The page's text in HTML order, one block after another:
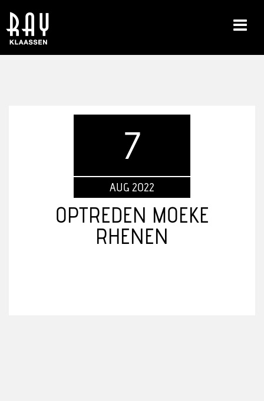
7
AUG 2022
OPTREDEN MOEKE
RHENEN